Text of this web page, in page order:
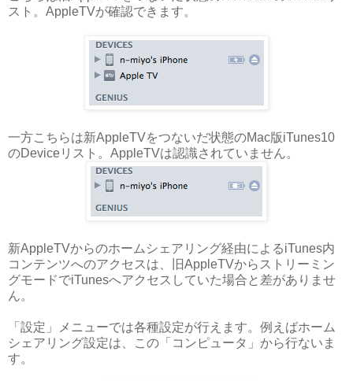
スト。AppleTVが確認できます。
一方こちらは新AppleTVをつないだ状態のMac版iTunes10
のDeviceリスト。AppleTVは認識されていません。
新AppleTVからのホームシェアリング経由によるiTunes内
コンテンツへのアクセスは、旧AppleTVからストリーミン
グモードでiTunesへアクセスしていた場合と差がありませ
ん。
「設定」メニューでは各種設定が行えます。例えばホーム
シェアリング設定は、この「コンピュータ」から行ないま
す。